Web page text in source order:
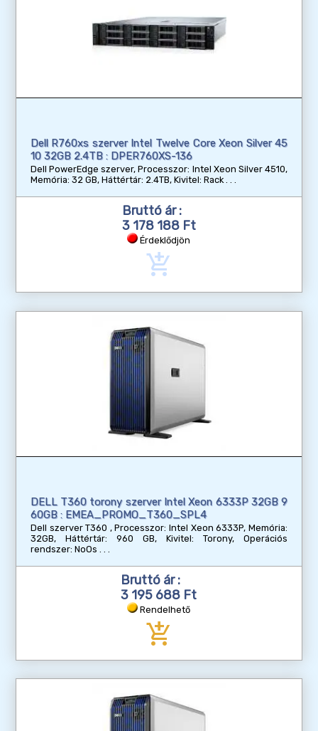
Dell R760xs szerver Intel Twelve Core Xeon Silver 45
10 32GB 2.4TB : DPER760XS-136
Dell PowerEdge szerver, Processzor: Intel Xeon Silver 4510,
Memória: 32 GB, Háttértár: 2.4TB, Kivitel: Rack
Bruttó ár :
3 178 188 Ft
Érdeklődjön
add_shopping_cart
DELL T360 torony szerver Intel Xeon 6333P 32GB 9
60GB : EMEA_PROMO_T360_SPL4
Dell szerver T360 , Processzor: Intel Xeon 6333P, Memória:
32GB, Háttértár: 960 GB, Kivitel: Torony, Operációs
rendszer: NoOs
Bruttó ár :
3 195 688 Ft
Rendelhető
add_shopping_cart